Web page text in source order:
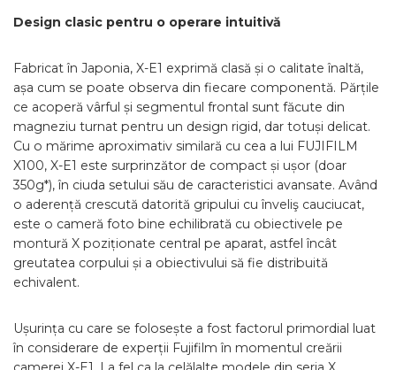
Design clasic pentru o operare intuitivă
Fabricat în Japonia, X-E1 exprimă clasă și o calitate înaltă,
așa cum se poate observa din fiecare componentă. Părțile
ce acoperă vârful și segmentul frontal sunt făcute din
magneziu turnat pentru un design rigid, dar totuși delicat.
Cu o mărime aproximativ similară cu cea a lui FUJIFILM
X100, X-E1 este surprinzător de compact și ușor (doar
350g*), în ciuda setului său de caracteristici avansate. Având
o aderență crescută datorită gripului cu înveliş cauciucat,
este o cameră foto bine echilibrată cu obiectivele pe
montură X poziționate central pe aparat, astfel încât
greutatea corpului și a obiectivului să fie distribuită
echivalent.
Ușurința cu care se folosește a fost factorul primordial luat
în considerare de experții Fujifilm în momentul creării